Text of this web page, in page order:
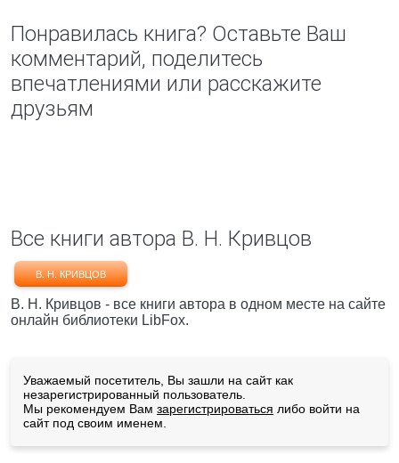
Понравилась книга? Оставьте Ваш
комментарий, поделитесь
впечатлениями или расскажите
друзьям
Все книги автора В. Н. Кривцов
В. Н. КРИВЦОВ
В. Н. Кривцов - все книги автора в одном месте на сайте
онлайн библиотеки LibFox.
Уважаемый посетитель, Вы зашли на сайт как
незарегистрированный пользователь.
Мы рекомендуем Вам зарегистрироваться либо войти на
сайт под своим именем.